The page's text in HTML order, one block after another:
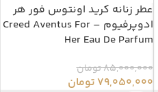
عطر زنانه کرید اونتوس فور هر
ادوپرفیوم – Creed Aventus For
Her Eau De Parfum
85,000,000تومان
79,050,000 تومان